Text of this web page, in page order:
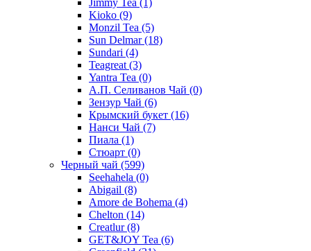
Kioko (9)
Monzil Tea (5)
Sun Delmar(18)
Sundari (4)
Teagreat (3)
Yantra Tea (0)
А.П. Селиванов Чай (0)
Зензур Чай (6)
Крымский букет (16)
Нанси Чай (7)
Пиала (1)
Стюарт (0)
Черный чай (599)
Seehahela (0)
Abigail (8)
Amore de Bohema (4)
Chelton (14)
Creatlur(8)
GET&JOY Tea (6)